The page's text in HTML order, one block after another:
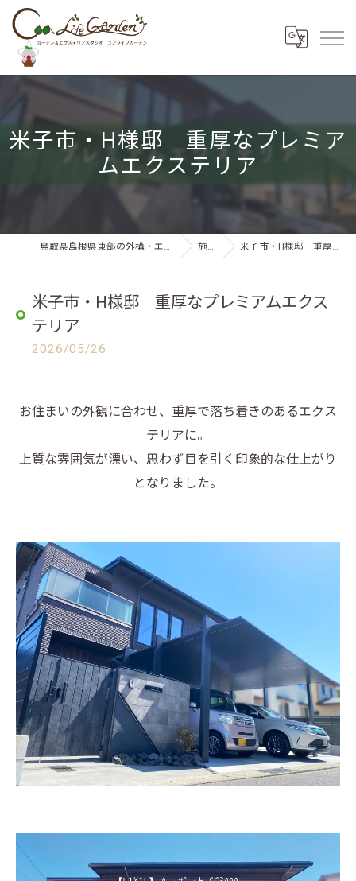
米子市・H様邸 重厚なプレミア
ムエクステリア
鳥取県島根県東部の外構・エクステリアならコアライフガーデン 施工事例 米子市・H様邸 重厚なプレミアムエクステリア
米子市・H様邸 重厚なプレミアムエクス
テリア
2026/05/26
お住まいの外観に合わせ、重厚で落ち着きのあるエクス
テリアに。
上質な雰囲気が漂い、思わず目を引く印象的な仕上がり
となりました。